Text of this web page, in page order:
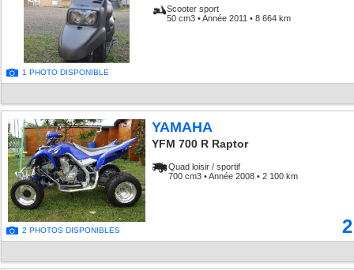
1 PHOTO DISPONIBLE
Scooter sport
50 cm3 • Année 2011 • 8 664 km
2 PHOTOS DISPONIBLES
YAMAHA
YFM 700 R Raptor
Quad loisir / sportif
700 cm3 • Année 2008 • 2 100 km